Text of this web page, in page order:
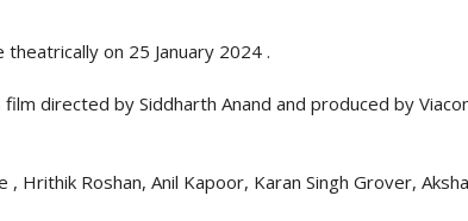
on 25 January 2024 .
directed by Siddharth Anand and produced by
Hrithik Roshan, Anil Kapoor, Karan Singh Grover,